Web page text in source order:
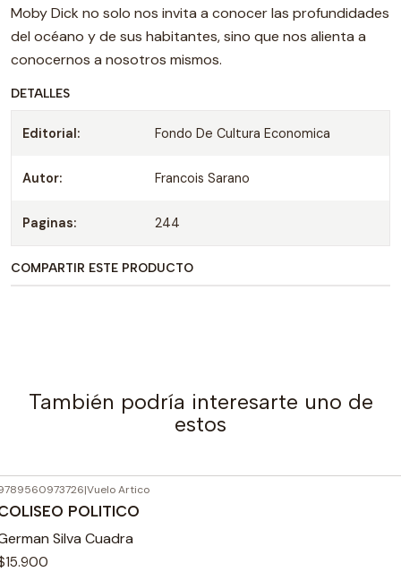
Moby Dick no solo nos invita a conocer las profundidades
del océano y de sus habitantes, sino que nos alienta a
conocernos a nosotros mismos.
DETALLES
Editorial: Fondo De Cultura Economica
Autor: Francois Sarano
Paginas: 244
COMPARTIR ESTE PRODUCTO
También podría interesarte uno de
estos
|Vuelo Artico
POLITICO
Silva Cuadra